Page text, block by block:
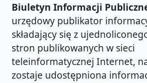
Biuletyn Informacji
urzędowy publikator
składający się z
stron publikowanych w sieci
teleinformatycznej Internet,
zostaje udostępniona